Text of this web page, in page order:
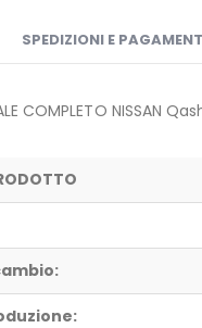
SPEDIZIONI E
COMPLETO NISSAN